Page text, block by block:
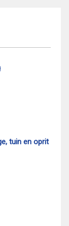
tuin en oprit